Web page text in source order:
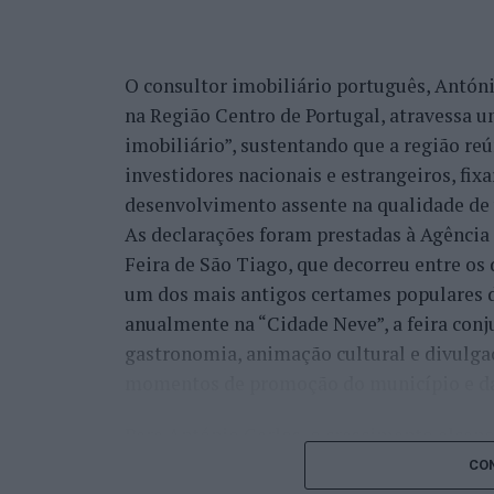
“A ‘Bienal de Artes e Ofícios’ vem na
participação do município de Castelo
programação que está alocada a esta
desenvolvimento desta ‘Bienal
que aproveitou para recordar que o
internacionais associadas à distinção da
“Já se fizeram outras atividades,
Criativas e Desenvolvimento
e, agora, este foi o desenvolvimento
Na sua perspetiva, mais do que
em “criar um espaço permanente de
O consultor imobiliário português,
na Região Centro de Portugal, atravessa
imobiliário”, sustentando que a região
investidores nacionais e estrangeiros,
desenvolvimento assente na qualidade
As declarações foram prestadas à
Feira de São Tiago, que decorreu entre
um dos mais antigos certames
anualmente na “Cidade Neve”, a feira
gastronomia, animação cultural e
Para António Carlos, o crescimento
cumprimento dos objetivos que traçou